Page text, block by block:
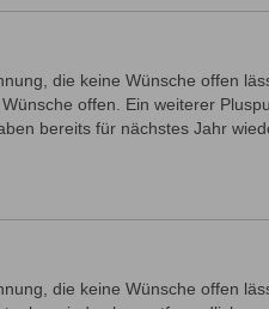
die keine Wünsche offen
offen. Ein weiterer
bereits für nächstes Jahr
die keine Wünsche offen